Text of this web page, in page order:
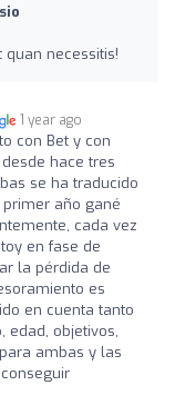
necessitis!
1 year ago
con Bet y con
hace tres
se ha traducido
año gané
cada vez
en fase de
la pérdida de
es
en cuenta tanto
edad, objetivos,
ambas y las